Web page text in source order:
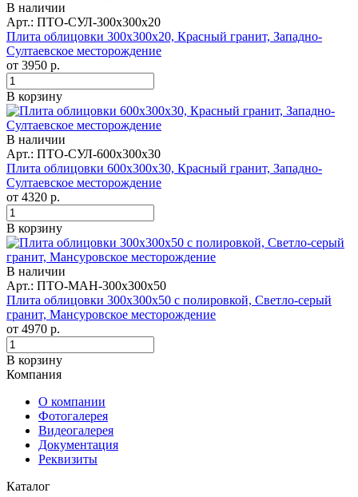
В наличии
Арт.: ПТО-СУЛ-300х300х20
Плита облицовки 300x300x20, Красный гранит, Западно-
Султаевское месторождение
от 3950 р.
В корзину
В наличии
Арт.: ПТО-СУЛ-600x300x30
Плита облицовки 600x300x30, Красный гранит, Западно-
Султаевское месторождение
от 4320 р.
В корзину
В наличии
Арт.: ПТО-МАН-300х300х50
Плита облицовки 300x300x50 с полировкой, Светло-серый
гранит, Мансуровское месторождение
от 4970 р.
В корзину
Компания
О компании
Фотогалерея
Видеогалерея
Документация
Реквизиты
Каталог